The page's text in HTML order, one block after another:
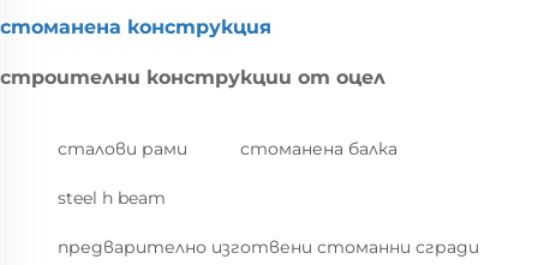
стоманена конструкция
строителни конструкции от оцел
сталови рами стоманена балка
steel h beam
предварително изготвени стоманни сгради